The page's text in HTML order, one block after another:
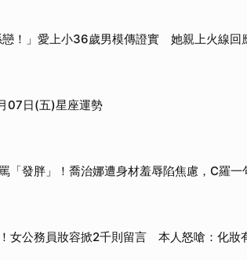
！」愛上小36歲男模傳證實 她親上火線回
07日(五)星座運勢
「發胖」！喬治娜遭身材羞辱陷焦慮，C羅一
女公務員妝容掀2千則留言 本人怒嗆：化妝